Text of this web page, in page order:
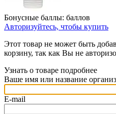
Бонусные баллы: баллов
Авторизуйтесь, чтобы купить
Этот товар не может быть
корзину, так как Вы не
Узнать о товаре подробнее
Ваше имя или название
E-mail